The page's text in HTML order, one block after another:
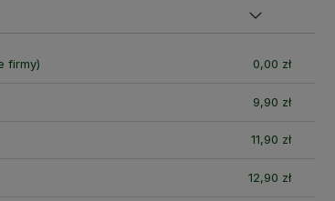
firmy) 0,00 zł
9,90 zł
11,90 zł
12,90 zł